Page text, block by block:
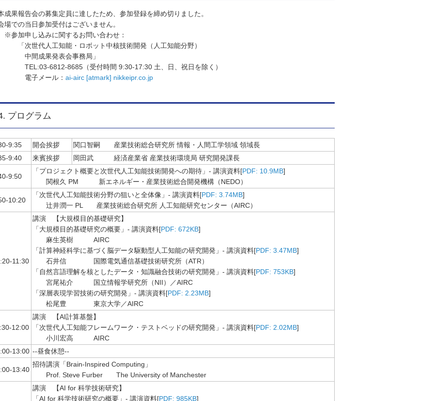
成果報告会の募集定員に達したため、参加登録を締め切りました。
場での当日参加受付はございません。
加申し込みに関するお問い合わせ：
次世代人工知能・ロボット中核技術開発（人工知能分野）
間成果発表会事務局」
6812-8685（受付時間 9:30-17:30 土、日、祝日を除く）
子メール： ai-airc [atmark] nikkeipr.co.jp
プログラム
9:35 開会挨拶
関口智嗣 産業技術総合研究所 情報・人間工学領域 領域長
9:40
来賓挨拶 岡田武 経済産業省 産業技術環境局 研究開発課長
9:50
「プロジェクト概要と次世代人工知能技術開発への期待」- 講演資料[PDF: 10.9MB]
関根久 PM 新エネルギー・産業技術総合開発機構（NEDO）
10:20
「次世代人工知能技術分野の狙いと全体像」- 講演資料[PDF: 3.74MB]
辻井潤一 PL 産業技術総合研究所 人工知能研究センター（AIRC）
11:30
講演 【大規模目的基礎研究】
「大規模目的基礎研究の概要」- 講演資料[PDF: 672KB]
麻生英樹 AIRC
「計算神経科学に基づく脳データ駆動型人工知能の研究開発」- 講演資料[PDF: 3.47MB]
石井信 国際電気通信基礎技術研究所（ATR）
「自然言語理解を核としたデータ・知識融合技術の研究開発」- 講演資料[PDF: 753KB]
宮尾祐介 国立情報学研究所（NII）／AIRC
「深層表現学習技術の研究開発」- 講演資料[PDF: 2.23MB]
松尾豊 東京大学／AIRC
12:00
講演 【AI計算基盤】
「次世代人工知能フレームワーク・テストベッドの研究開発」- 講演資料[PDF: 2.02MB]
小川宏高 AIRC
13:00 --昼食休憩--
13:40
招待講演「Brain-Inspired Computing」
Prof. Steve Furber The University of Manchester
講演 【AI for 科学技術研究】
「AI for 科学技術研究の概要」- 講演資料[PDF: 985KB]